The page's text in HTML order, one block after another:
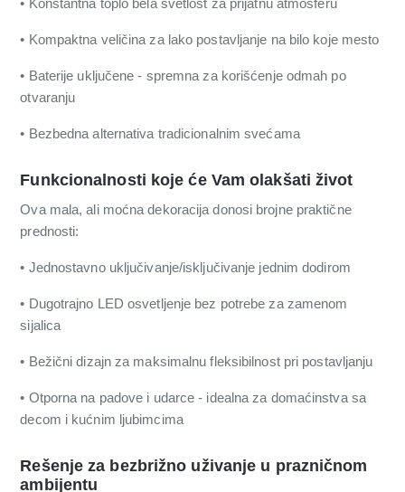
• Konstantna toplo bela svetlost za prijatnu atmosferu
• Kompaktna veličina za lako postavljanje na bilo koje mesto
• Baterije uključene - spremna za korišćenje odmah po
otvaranju
• Bezbedna alternativa tradicionalnim svećama
Funkcionalnosti koje će Vam olakšati život
Ova mala, ali moćna dekoracija donosi brojne praktične
prednosti:
• Jednostavno uključivanje/isključivanje jednim dodirom
• Dugotrajno LED osvetljenje bez potrebe za zamenom
sijalica
• Bežični dizajn za maksimalnu fleksibilnost pri postavljanju
• Otporna na padove i udarce - idealna za domaćinstva sa
decom i kućnim ljubimcima
Rešenje za bezbrižno uživanje u prazničnom
ambijentu